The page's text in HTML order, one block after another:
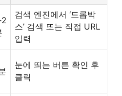
검색 엔진에서 ‘드롭박
스’ 검색 또는 직접 URL
입력
눈에 띄는 버튼 확인 후
클릭